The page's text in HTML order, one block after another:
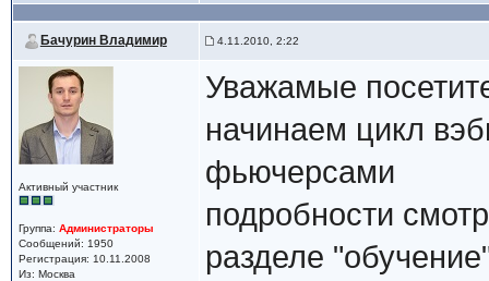
Бачурин Владимир 4.11.2010, 2:22
Активный участник
Группа: Администраторы
Сообщений: 1950
Регистрация: 10.11.2008
Из: Москва
Уважамые
начинаем цикл
фьючерсами
подробности
разделе